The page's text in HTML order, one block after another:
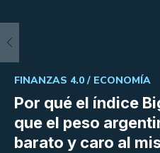
Por qué el índice
que el peso
barato y caro al
FINANZAS 4.0 / ECONOMÍA